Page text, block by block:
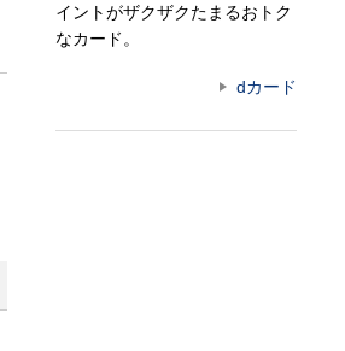
イントがザクザクたまるおトク
なカード。
dカード